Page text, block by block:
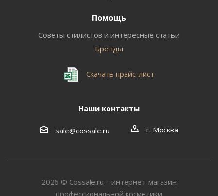
Помощь
Советы стилистов и интересные статьи
Бренды
Скачать прайс-лист
Наши контакты
sale@cossale.ru г. Москва
2026 © Сossale.ru – интернет-магазин
профессиональной косметики